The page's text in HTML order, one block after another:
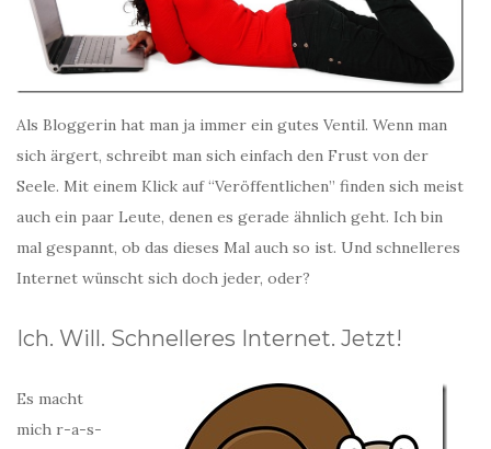
Als Bloggerin hat man ja immer ein gutes Ventil. Wenn man
sich ärgert, schreibt man sich einfach den Frust von der
Seele. Mit einem Klick auf “Veröffentlichen” finden sich meist
auch ein paar Leute, denen es gerade ähnlich geht. Ich bin
mal gespannt, ob das dieses Mal auch so ist. Und schnelleres
Internet wünscht sich doch jeder, oder?
Ich. Will. Schnelleres Internet. Jetzt!
Es macht
mich r-a-s-